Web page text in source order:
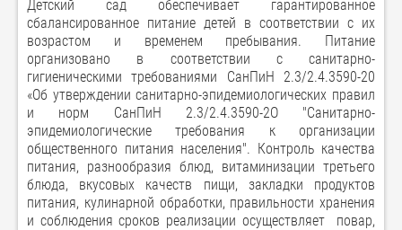
Детский сад обеспечивает гарантированное
сбалансированное питание детей в соответствии с их
возрастом и временем пребывания. Питание
организовано в соответствии с санитарно-
гигиеническими требованиями СанПиН 2.3/2.4.3590-20
«Об утверждении санитарно-эпидемиологических правил
и норм СанПиН 2.3/2.4.3590-2О "Санитарно-
эпидемиологические требования к организации
общественного питания населения". Контроль качества
питания, разнообразия блюд, витаминизации третьего
блюда, вкусовых качеств пищи, закладки продуктов
питания, кулинарной обработки, правильности хранения
и соблюдения сроков реализации осуществляет повар,